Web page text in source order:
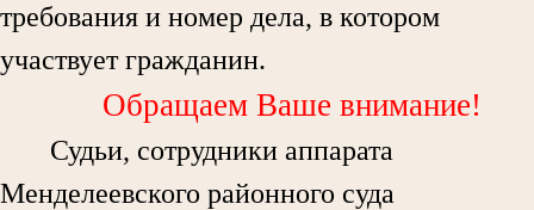
требования и номер дела, в котором
участвует гражданин.
Обращаем Ваше внимание!
Судьи, сотрудники аппарата
Менделеевского районного суда